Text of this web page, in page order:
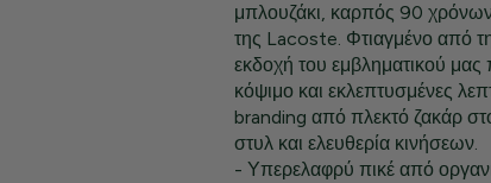
μπλουζάκι, καρπός 90 χρόνων
της Lacoste. Φτιαγμένο από
εκδοχή του εμβληματικού μας
κόψιμο και εκλεπτυσμένες
branding από πλεκτό ζακάρ
στυλ και ελευθερία κινήσεων.
- Υπερελαφρύ πικέ από